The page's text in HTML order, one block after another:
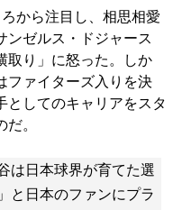
から注目し、相思相愛
ンゼルス・ドジャース
取り」に怒った。しか
ファイターズ入りを決
としてのキャリアをスタ
。
は日本球界が育てた選
と日本のファンにプラ